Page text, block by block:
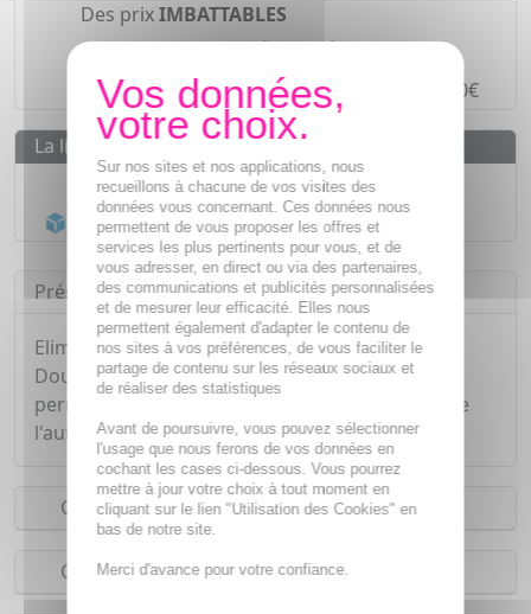
Des prixIMBATTABLES
Paiement en ligne
Paiement en 4 fois sans frais à partir de 30€
La livraison
Livraison gratuite dès55€
Acheminement Chronoposten 24h*
Présentation
Elimine rapidement les rugosités et callosités.
Double face avec petits et moyens grains pour
permettre de gommer d'une face, et de lisser de
l'autre. Pour des pieds tout doux.
Conseils d'utilisation
Composition
Sur nos sites et nos applications, nous
recueillons à chacune de vos visites des
données vous concernant. Ces données nous
permettent de vous proposer les offres et
services les plus pertinents pour vous, et de
vous adresser, en direct ou via des partenaires,
des communications et publicités personnalisées
et de mesurer leur efficacité. Elles nous
permettent également d'adapter le contenu de
nos sites à vos préférences, de vous faciliter le
partage de contenu sur les réseaux sociaux et
de réaliser des statistiques
Avant de poursuivre, vous pouvez sélectionner
l'usage que nous ferons de vos données en
cochant les cases ci-dessous. Vous pourrez
mettre à jour votre choix à tout moment en
cliquant sur le lien "Utilisation des Cookies" en
bas de notre site.
Merci d'avance pour votre confiance.